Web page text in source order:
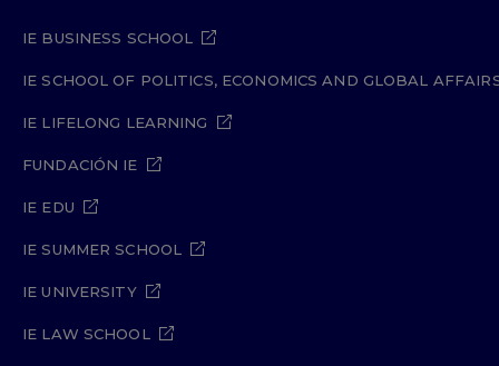
IE BUSINESS SCHOOL
IE SCHOOL OF POLITICS, ECONOMICS AND GLOBAL
IE LIFELONG LEARNING
FUNDACIÓN IE
IE EDU
IE SUMMER SCHOOL
IE UNIVERSITY
IE LAW SCHOOL